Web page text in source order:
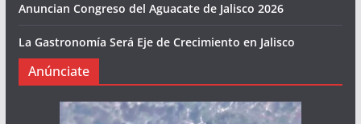
Anuncian Congreso del Aguacate de Jalisco 2026
La Gastronomía Será Eje de Crecimiento en Jalisco
Anúnciate